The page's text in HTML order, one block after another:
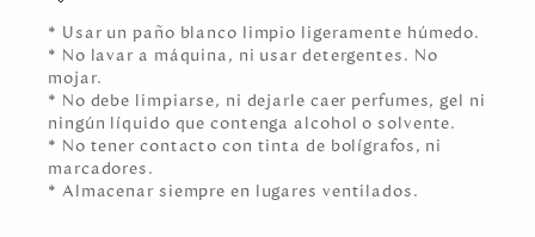
* Usar un paño blanco limpio ligeramente húmedo.
* No lavar a máquina, ni usar detergentes. No
mojar.
* No debe limpiarse, ni dejarle caer perfumes, gel ni
ningún líquido que contenga alcohol o solvente.
* No tener contacto con tinta de bolígrafos, ni
marcadores.
* Almacenar siempre en lugares ventilados.